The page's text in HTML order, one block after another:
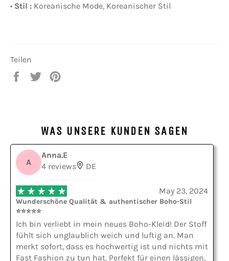
• Stil : Koreanische Mode, Koreanischer Stil
Teilen
Auf
Auf
WAS UNSERE KUNDEN SAGEN
A
Anna.E
4 reviews
DE
May 23, 2024
Wunderschöne Qualität & authentischer Boho-Stil
⭐⭐⭐⭐⭐
Ich bin verliebt in mein neues Boho-Kleid! Der Stoff
fühlt sich unglaublich weich und luftig an. Man
merkt sofort, dass es hochwertig ist und nichts mit
Fast Fashion zu tun hat. Perfekt für einen lässigen,